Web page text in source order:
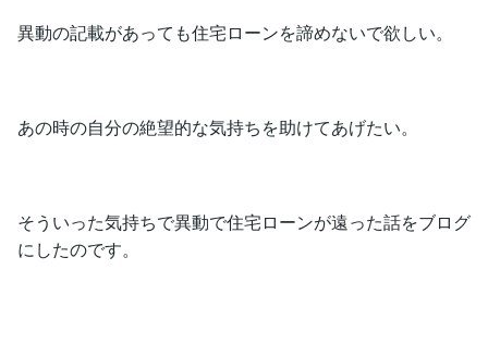
異動の記載があっても住宅ローンを諦めないで欲しい。
あの時の自分の絶望的な気持ちを助けてあげたい。
そういった気持ちで異動で住宅ローンが遠った話をブログ
にしたのです。